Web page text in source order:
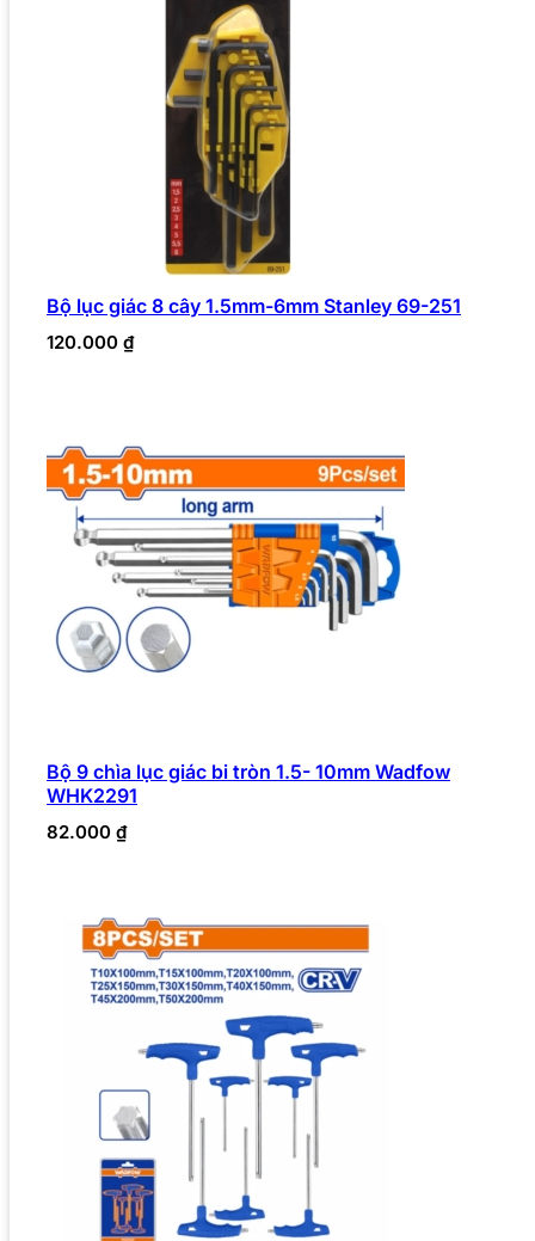
Bộ lục giác 8 cây 1.5mm-6mm Stanley 69-251
120.000 ₫
Bộ 9 chìa lục giác bi tròn 1.5- 10mm Wadfow
WHK2291
82.000 ₫